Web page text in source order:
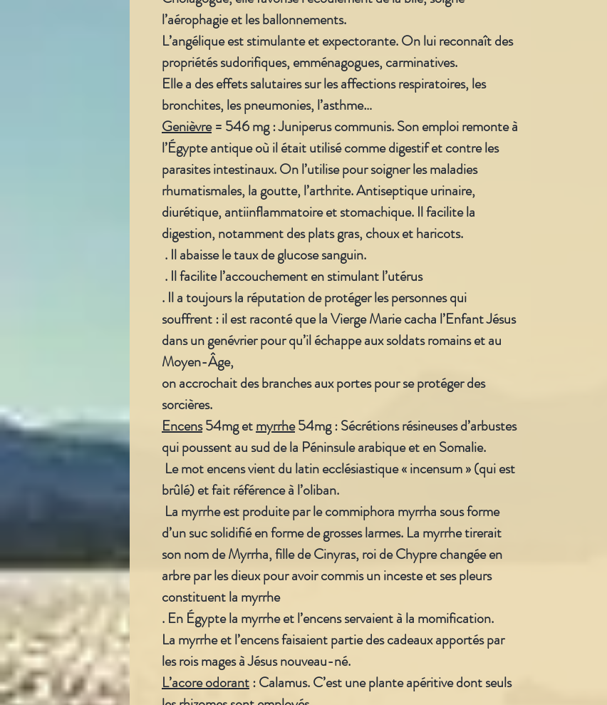
l’aérophagie et les ballonnements.
L’angélique est stimulante et expectorante. On lui reconnaît des
propriétés sudorifiques, emménagogues, carminatives.
Elle a des effets salutaires sur les affections respiratoires, les
bronchites, les pneumonies, l’asthme…
Genièvre= 546 mg : Juniperus communis. Son emploi remonte à
l’Égypte antique où il était utilisé comme digestif et contre les
parasites intestinaux. On l’utilise pour soigner les maladies
rhumatismales, la goutte, l’arthrite. Antiseptique urinaire,
diurétique, antiinflammatoire et stomachique. Il facilite la
digestion, notamment des plats gras, choux et haricots.
. Il abaisse le taux de glucose sanguin.
. Il facilite l’accouchement en stimulant l’utérus
. Il a toujours la réputation de protéger les personnes qui
souffrent : il est raconté que la Vierge Marie cacha l’Enfant Jésus
dans un genévrier pour qu’il échappe aux soldats romains et au
Moyen-Âge,
on accrochait des branches aux portes pour se protéger des
sorcières.
Encens54mg etmyrrhe54mg : Sécrétions résineuses d’arbustes
qui poussent au sud de la Péninsule arabique et en Somalie.
Le mot encens vient du latin ecclésiastique « incensum » (qui est
brûlé) et fait référence à l’oliban.
La myrrhe est produite par le commiphora myrrha sous forme
d’un suc solidifié en forme de grosses larmes. La myrrhe tirerait
son nom de Myrrha, fille de Cinyras, roi de Chypre changée en
arbre par les dieux pour avoir commis un inceste et ses pleurs
constituent la myrrhe
. En Égypte la myrrhe et l’encens servaient à la momification.
La myrrhe et l’encens faisaient partie des cadeaux apportés par
les rois mages à Jésus nouveau-né.
L’acore odorant:Calamus. C’est une plante apéritive dont seuls